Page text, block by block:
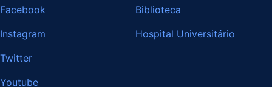
Facebook
Instagram
Twitter
Youtube
Biblioteca
Hospital Universitário